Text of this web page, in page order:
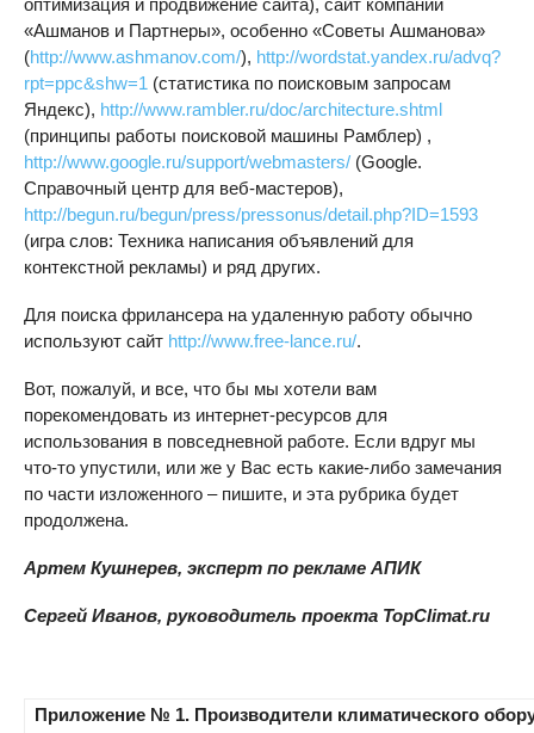
оптимизация и продвижение сайта), сайт компании
«Ашманов и Партнеры», особенно «Советы Ашманова»
(http://www.ashmanov.com/), http://wordstat.yandex.ru/advq?
rpt=ppc&shw=1 (статистика по поисковым запросам
Яндекс), http://www.rambler.ru/doc/architecture.shtml
(принципы работы поисковой машины Рамблер) ,
http://www.google.ru/support/webmasters/ (Google.
Справочный центр для веб-мастеров),
http://begun.ru/begun/press/pressonus/detail.php?ID=1593
(игра слов: Техника написания объявлений для
контекстной рекламы) и ряд других.
Для поиска фрилансера на удаленную работу обычно
используют сайт http://www.free-lance.ru/.
Вот, пожалуй, и все, что бы мы хотели вам
порекомендовать из интернет-ресурсов для
использования в повседневной работе. Если вдруг мы
что-то упустили, или же у Вас есть какие-либо замечания
по части изложенного – пишите, и эта рубрика будет
продолжена.
Артем Кушнерев, эксперт по рекламе АПИК
Сергей Иванов, руководитель проекта TopClimat.ru
Приложение № 1. Производители климатического